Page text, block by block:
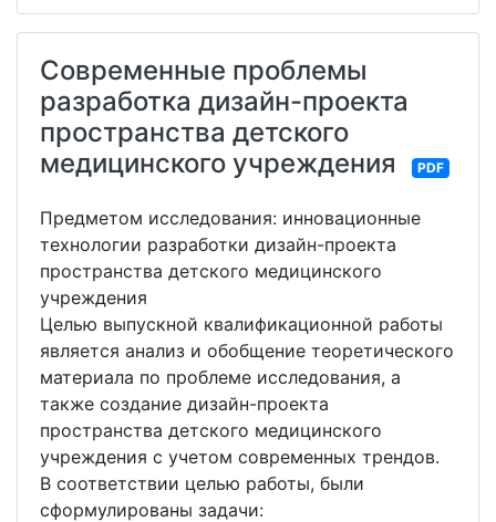
Современные проблемы
разработка дизайн-проекта
пространства детского
медицинского учреждения
PDF
Предметом исследования: инновационные
технологии разработки дизайн-проекта
пространства детского медицинского
учреждения
Целью выпускной квалификационной работы
является анализ и обобщение теоретического
материала по проблеме исследования, а
также создание дизайн-проекта
пространства детского медицинского
учреждения с учетом современных трендов.
В соответствии целью работы, были
сформулированы задачи: